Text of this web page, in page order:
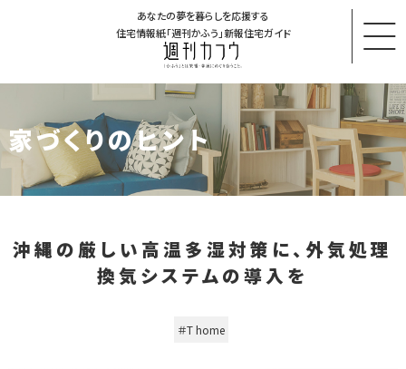
あなたの夢を暮らしを応援する
住宅情報紙「週刊かふう」新報住宅ガイド
家づくりのヒント
沖縄の厳しい高温多湿対策に、外気処理
換気システムの導入を
＃T home